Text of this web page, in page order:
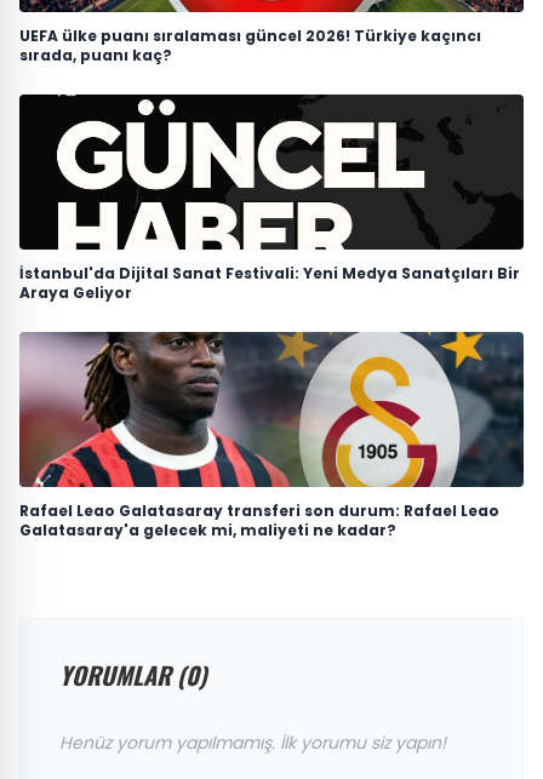
UEFA ülke puanı sıralaması güncel 2026! Türkiye kaçıncı
sırada, puanı kaç?
İstanbul'da Dijital Sanat Festivali: Yeni Medya Sanatçıları Bir
Araya Geliyor
Rafael Leao Galatasaray transferi son durum: Rafael Leao
Galatasaray'a gelecek mi, maliyeti ne kadar?
YORUMLAR (0)
Henüz yorum yapılmamış. İlk yorumu siz yapın!